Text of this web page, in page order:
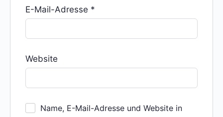
E-Mail-Adresse *
Website
Name, E-Mail-Adresse und Website in